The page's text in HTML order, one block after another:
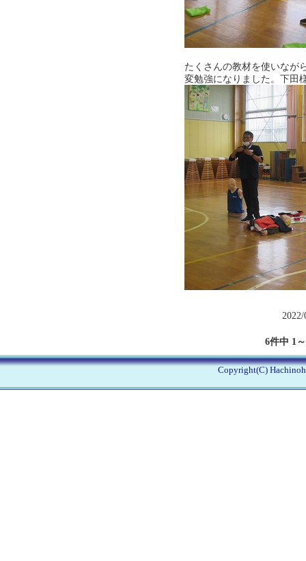
たくさんの教材を使いなが
変勉強になりました。下田
6件中 1
Copyright(C)